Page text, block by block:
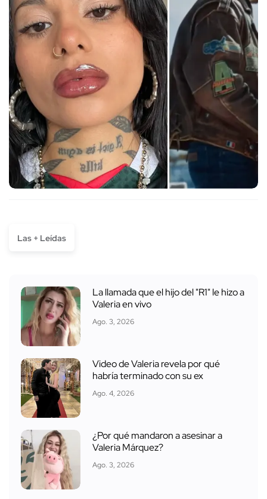
Las + Leídas
La llamada que el hijo del "R1" le hizo a
Valeria en vivo
Ago. 3, 2026
Video de Valeria revela por qué
habría terminado con su ex
Ago. 4, 2026
¿Por qué mandaron a asesinar a
Valeria Márquez?
Ago. 3, 2026